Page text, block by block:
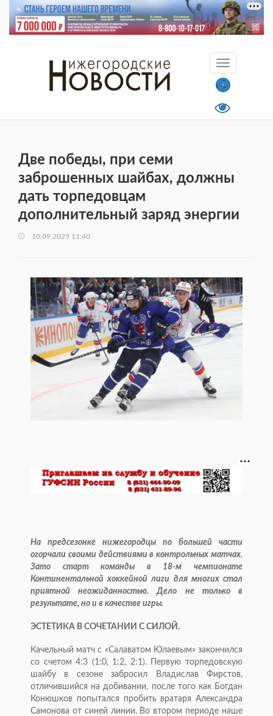
Две победы, при семи
заброшенных шайбах, должны
дать торпедовцам
дополнительный заряд энергии
10.09.2025 11:40
На предсезонке нижегородцы по большей части
огорчали своими действиями в контрольных матчах.
Зато старт команды в 18-м чемпионате
Континентальной хоккейной лиги для многих стал
приятной неожиданностью. Дело не только в
результате, но и в качестве игры.
ЭСТЕТИКА В СОЧЕТАНИИ С СИЛОЙ.
Качельный матч с «Салаватом Юлаевым» закончился
со счетом 4:3 (1:0, 1:2, 2:1). Первую торпедовскую
шайбу в сезоне забросил Владислав Фирстов,
отличившийся на добивании, после того как Богдан
Конюшков по­пытался пробить вратаря Александра
Самонова от синей линии. Во втором периоде наше